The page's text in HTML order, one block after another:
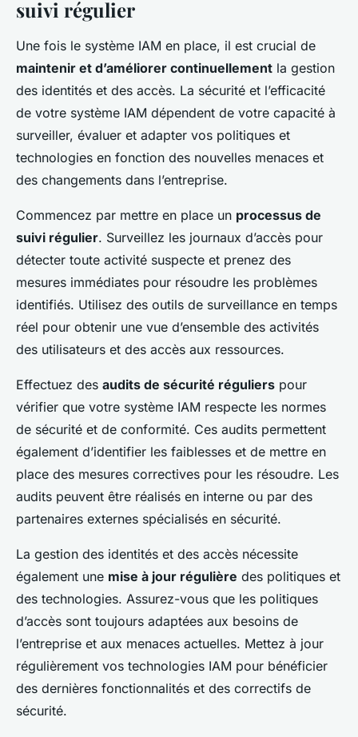
suivi régulier
Une fois le système IAM en place, il est crucial de
maintenir et d’améliorer continuellement la gestion
des identités et des accès. La sécurité et l’efficacité
de votre système IAM dépendent de votre capacité à
surveiller, évaluer et adapter vos politiques et
technologies en fonction des nouvelles menaces et
des changements dans l’entreprise.
Commencez par mettre en place un processus de
suivi régulier. Surveillez les journaux d’accès pour
détecter toute activité suspecte et prenez des
mesures immédiates pour résoudre les problèmes
identifiés. Utilisez des outils de surveillance en temps
réel pour obtenir une vue d’ensemble des activités
des utilisateurs et des accès aux ressources.
Effectuez des audits de sécurité réguliers pour
vérifier que votre système IAM respecte les normes
de sécurité et de conformité. Ces audits permettent
également d’identifier les faiblesses et de mettre en
place des mesures correctives pour les résoudre. Les
audits peuvent être réalisés en interne ou par des
partenaires externes spécialisés en sécurité.
La gestion des identités et des accès nécessite
également une mise à jour régulière des politiques et
des technologies. Assurez-vous que les politiques
d’accès sont toujours adaptées aux besoins de
l’entreprise et aux menaces actuelles. Mettez à jour
régulièrement vos technologies IAM pour bénéficier
des dernières fonctionnalités et des correctifs de
sécurité.